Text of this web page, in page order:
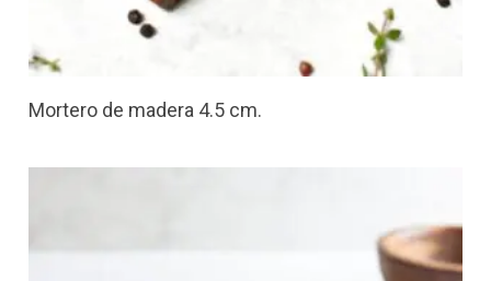
Mortero de madera 4.5 cm.